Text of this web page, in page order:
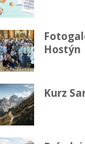
Hostýn
Kurz